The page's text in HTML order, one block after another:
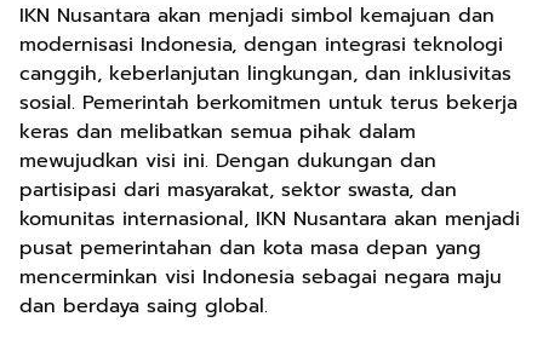
IKN Nusantara akan menjadi simbol kemajuan dan
modernisasi Indonesia, dengan integrasi teknologi
canggih, keberlanjutan lingkungan, dan inklusivitas
sosial. Pemerintah berkomitmen untuk terus bekerja
keras dan melibatkan semua pihak dalam
mewujudkan visi ini. Dengan dukungan dan
partisipasi dari masyarakat, sektor swasta, dan
komunitas internasional, IKN Nusantara akan menjadi
pusat pemerintahan dan kota masa depan yang
mencerminkan visi Indonesia sebagai negara maju
dan berdaya saing global.